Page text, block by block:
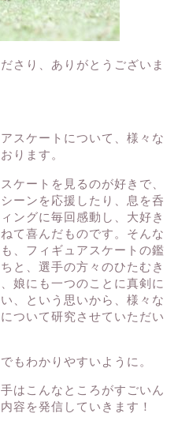
さり、ありがとうございま
スケートについて、様々な
ります。
ケートを見るのが好きで、
ーンを応援したり、息を呑
ングに毎回感動し、大好き
て喜んだものです。そんな
、フィギュアスケートの鑑
と、選手の方々のひたむき
娘にも一つのことに真剣に
、という思いから、様々な
ついて研究させていただい
もわかりやすいように。
はこんなところがすごいん
容を発信していきます！